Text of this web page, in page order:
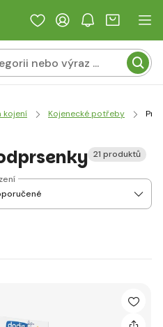
kojení Kojenecké potřeby
21 produktů